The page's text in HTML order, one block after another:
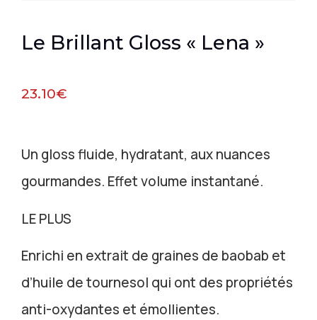
Le Brillant Gloss « Lena »
23.10€
Un gloss fluide, hydratant, aux nuances
gourmandes. Effet volume instantané.
LE PLUS
Enrichi en extrait de graines de baobab et
d’huile de tournesol qui ont des propriétés
anti-oxydantes et émollientes.